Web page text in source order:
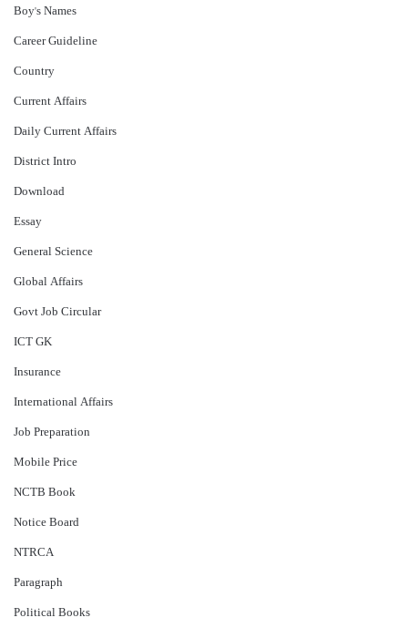
Boy's Names
Career Guideline
Country
Current Affairs
Daily Current Affairs
District Intro
Download
Essay
General Science
Global Affairs
Govt Job Circular
ICT GK
Insurance
International Affairs
Job Preparation
Mobile Price
NCTB Book
Notice Board
NTRCA
Paragraph
Political Books